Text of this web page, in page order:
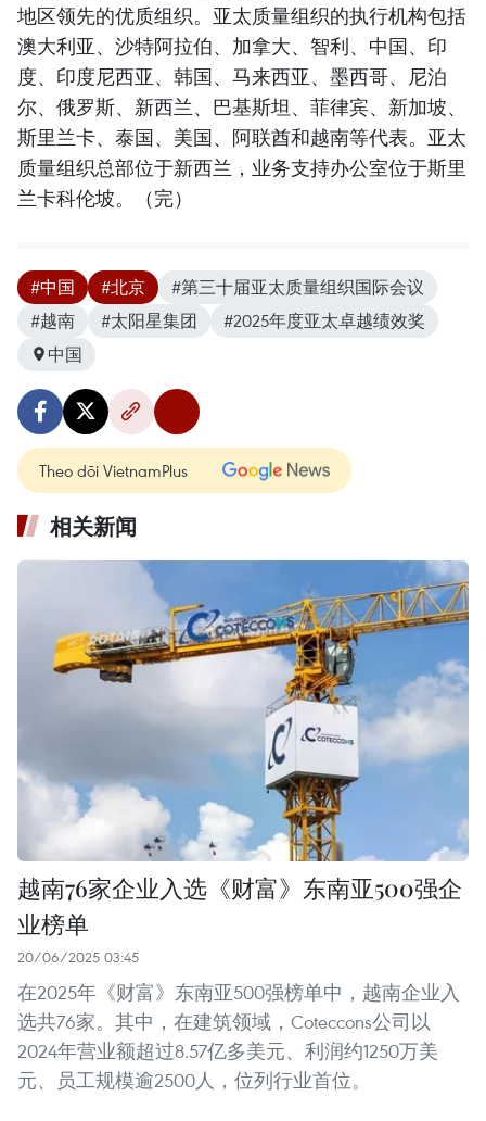
地区领先的优质组织。亚太质量组织的执行机构包括
澳大利亚、沙特阿拉伯、加拿大、智利、中国、印
度、印度尼西亚、韩国、马来西亚、墨西哥、尼泊
尔、俄罗斯、新西兰、巴基斯坦、菲律宾、新加坡、
斯里兰卡、泰国、美国、阿联酋和越南等代表。亚太
质量组织总部位于新西兰，业务支持办公室位于斯里
兰卡科伦坡。（完）
#中国 #北京
#第三十届亚太质量组织国际会议
#越南
#太阳星集团
#2025年度亚太卓越绩效奖
中国
Theo dõi VietnamPlus
相关新闻
越南76家企业入选《财富》东南亚500强企
业榜单
20/06/2025 03:45
在2025年《财富》东南亚500强榜单中，越南企业入
选共76家。其中，在建筑领域，Coteccons公司以
2024年营业额超过8.57亿多美元、利润约1250万美
元、员工规模逾2500人，位列行业首位。